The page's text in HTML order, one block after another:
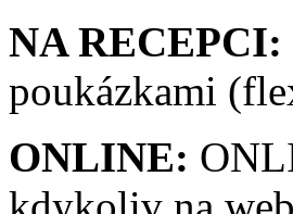
NA RECEPCI:
poukázkami
ONLINE: